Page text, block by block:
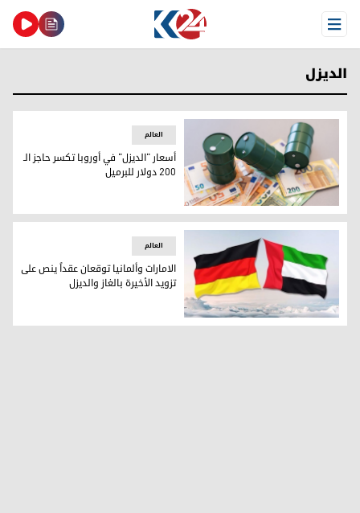
Open Menu
الديزل
أسعار "الديزل" في أوروبا تكسر حاجز الـ 200 دولار للبرميل
العالم
أسعار "الديزل" في أوروبا تكسر حاجز الـ
200 دولار للبرميل
الامارات وألمانيا توقعان عقداً ينص على تزويد الأخيرة بالغاز
العالم
الامارات وألمانيا توقعان عقداً ينص على
تزويد الأخيرة بالغاز والديزل